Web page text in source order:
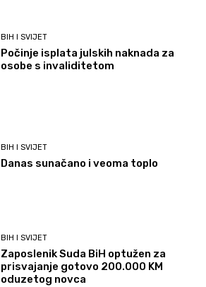
BIH I SVIJET
Počinje isplata julskih naknada za
osobe s invaliditetom
BIH I SVIJET
Danas sunačano i veoma toplo
BIH I SVIJET
Zaposlenik Suda BiH optužen za
prisvajanje gotovo 200.000 KM
oduzetog novca